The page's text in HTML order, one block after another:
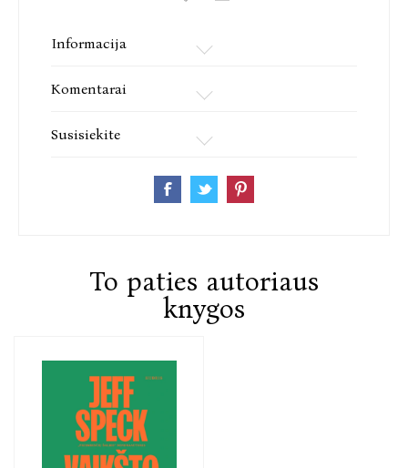
Informacija
Komentarai
Susisiekite
To paties autoriaus
knygos